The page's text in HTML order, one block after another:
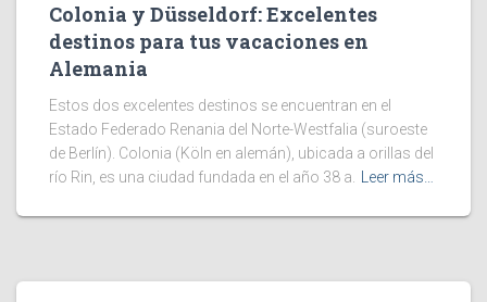
Colonia y Düsseldorf: Excelentes
destinos para tus vacaciones en
Alemania
Estos dos excelentes destinos se encuentran en el
Estado Federado Renania del Norte-Westfalia (suroeste
de Berlín). Colonia (Köln en alemán), ubicada a orillas del
río Rin, es una ciudad fundada en el año 38 a.
Leer más…